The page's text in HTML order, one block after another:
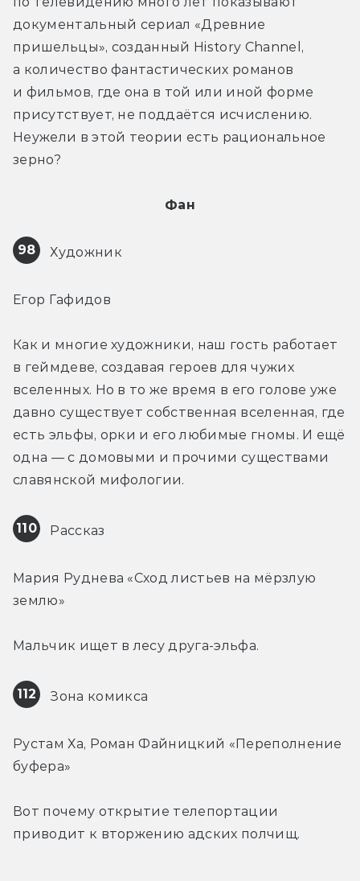
документальный сериал «Древние
пришельцы», созданный History Channel,
а количество фантастических романов
и фильмов, где она в той или иной форме
присутствует, не поддаётся исчислению.
Неужели в этой теории есть рациональное
зерно?
Фан
98 Художник
Егор Гафидов
Как и многие художники, наш гость работает
в геймдеве, создавая героев для чужих
вселенных. Но в то же время в его голове уже
давно существует собственная вселенная, где
есть эльфы, орки и его любимые гномы. И ещё
одна — с домовыми и прочими существами
славянской мифологии.
110 Рассказ
Мария Руднева «Сход листьев на мёрзлую
землю»
Мальчик ищет в лесу друга-эльфа.
112 Зона комикса
Рустам Ха, Роман Файницкий «Переполнение
буфера»
Вот почему открытие телепортации
приводит к вторжению адских полчищ.